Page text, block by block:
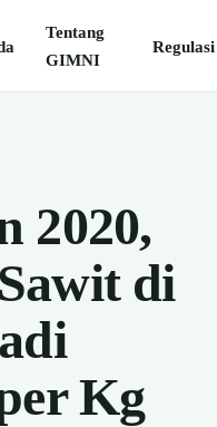
Tentang
GIMNI
Regulasi
2020,
di
Kg